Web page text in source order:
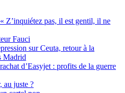
Z’inquiétez pas, il est gentil, il ne
Fauci
sur Ceuta, retour à la
Madrid
d’Easyjet : profits de la guerre
au juste ?